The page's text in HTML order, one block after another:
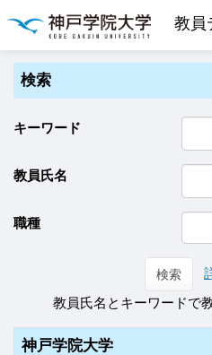
教員
検索
キーワード
教員氏名
職種
検索
教員氏名とキーワードで
神戸学院大学